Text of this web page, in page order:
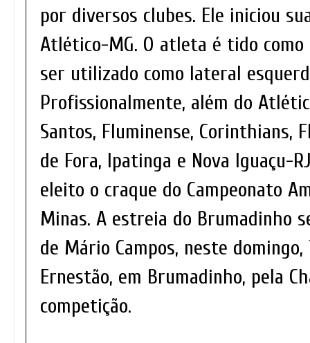
por diversos clubes. Ele iniciou
Atlético-MG. O atleta é tido como
ser utilizado como lateral
Profissionalmente, além do
Santos, Fluminense, Corinthians,
de Fora, Ipatinga e Nova Iguaçu-
eleito o craque do Campeonato
Minas. A estreia do Brumadinho
de Mário Campos, neste domingo,
Ernestão, em Brumadinho, pela
competição.